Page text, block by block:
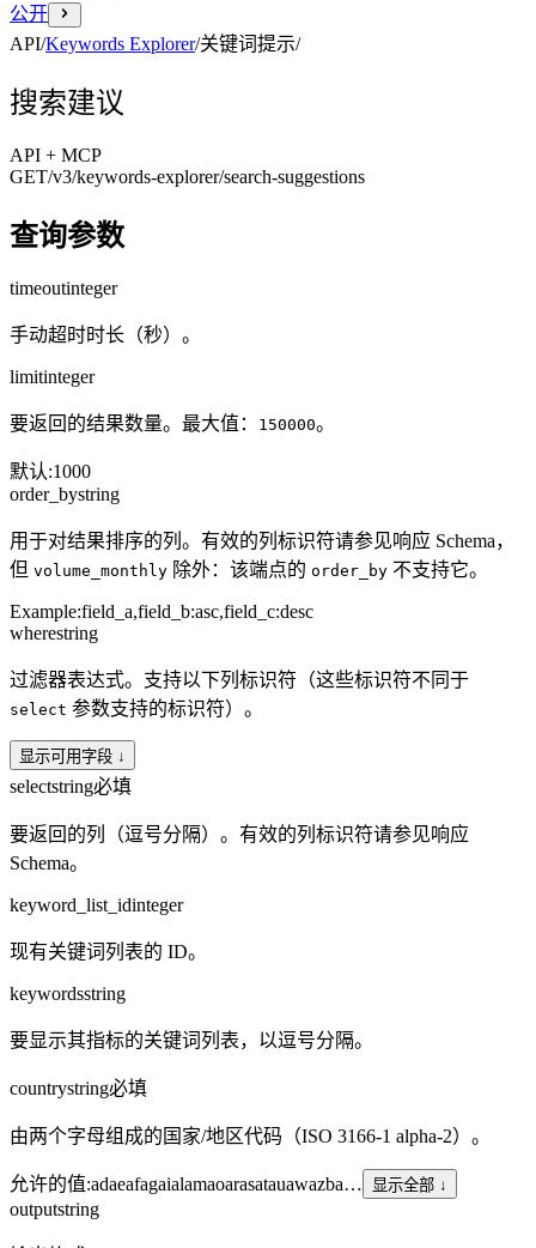
公开
API/Keywords Explorer/关键词提示/
搜索建议
API + MCP
GET/v3/keywords-explorer/search-suggestions
查询参数
timeoutinteger
手动超时时长（秒）。
limitinteger
要返回的结果数量。最大值： 150000。
默认:1000
order_bystring
用于对结果排序的列。有效的列标识符请参见响应 Schema，
但 volume_monthly 除外：该端点的 order_by 不支持它。
Example:field_a,field_b:asc,field_c:desc
wherestring
过滤器表达式。支持以下列标识符（这些标识符不同于
select 参数支持的标识符）。
显示可用字段 ↓
selectstring必填
要返回的列（逗号分隔）。有效的列标识符请参见响应
Schema。
keyword_list_idinteger
现有关键词列表的 ID。
keywordsstring
要显示其指标的关键词列表，以逗号分隔。
countrystring必填
由两个字母组成的国家/地区代码（ISO 3166-1 alpha-2）。
允许的值:adaeafagaialamaoarasatauawazba… 显示全部 ↓
outputstring